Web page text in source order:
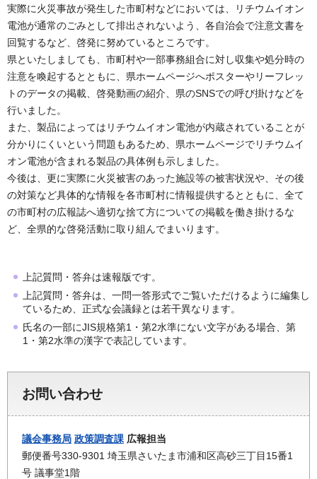
実際に火災事故が発生した市町村などにおいては、リチウムイオン
電池が通常のごみとして排出されないよう、各自治会で注意文書を
回覧するなど、啓発に努めているところです。
県といたしましても、市町村や一部事務組合に対し収集や処分時の
注意を喚起するとともに、県ホームページへポスターやリーフレッ
トのデータの掲載、啓発動画の紹介、県のSNSでの呼び掛けなどを
行いました。
また、製品によってはリチウムイオン電池が内蔵されていることが
分かりにくいという問題もあるため、県ホームページでリチウムイ
オン電池が含まれる製品の具体例も示しました。
今後は、更に実際に火災被害のあった施設等の被害状況や、その後
の対策など具体的な情報を各市町村に情報提供するとともに、全て
の市町村の広報誌へ適切な捨て方についての掲載を働き掛けるな
ど、全県的な啓発活動に取り組んでまいります。
上記質問・答弁は速報版です。
上記質問・答弁は、一問一答形式でご覧いただけるように編集し
ているため、正式な会議録とは若干異なります。
氏名の一部にJIS規格第1・第2水準にない文字がある場合、第
1・第2水準の漢字で表記しています。
お問い合わせ
議会事務局 政策調査課 広報担当
郵便番号330-9301 埼玉県さいたま市浦和区高砂三丁目15番1
号 議事堂1階